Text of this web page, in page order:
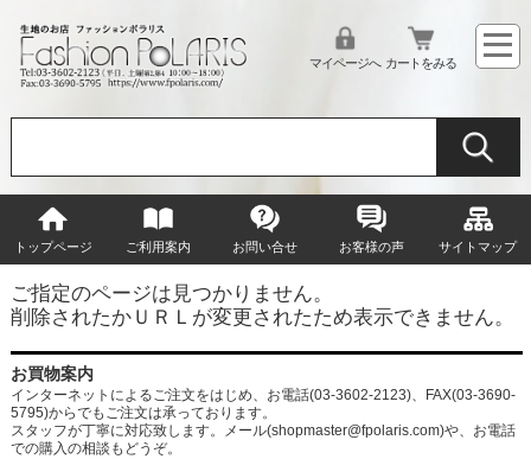
マイページへ カートをみる
トップページ ご利用案内 お問い合せ お客様の声 サイトマップ
ご指定のページは見つかりません。
削除されたかＵＲＬが変更されたため表示できません。
お買物案内
インターネットによるご注文をはじめ、お電話(03-3602-2123)、FAX(03-3690-
5795)からでもご注文は承っております。
スタッフが丁寧に対応致します。メール(shopmaster@fpolaris.com)や、お電話
での購入の相談もどうぞ。